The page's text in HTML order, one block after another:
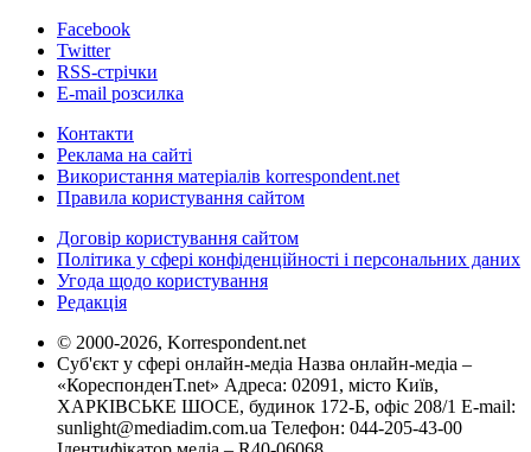
Facebook
Twitter
RSS-стрічки
E-mail розсилка
Контакти
Реклама на сайті
Використання матеріалів korrespondent.net
Правила користування сайтом
Договір користування сайтом
Політика у сфері конфіденційності і персональних даних
Угода щодо користування
Редакція
© 2000-2026, Korrespondent.net
Суб'єкт у сфері онлайн-медіа Назва онлайн-медіа –
«КореспонденТ.net» Адреса: 02091, місто Київ,
ХАРКІВСЬКЕ ШОСЕ, будинок 172-Б, офіс 208/1 E-mail:
sunlight@mediadim.com.ua Телефон: 044-205-43-00